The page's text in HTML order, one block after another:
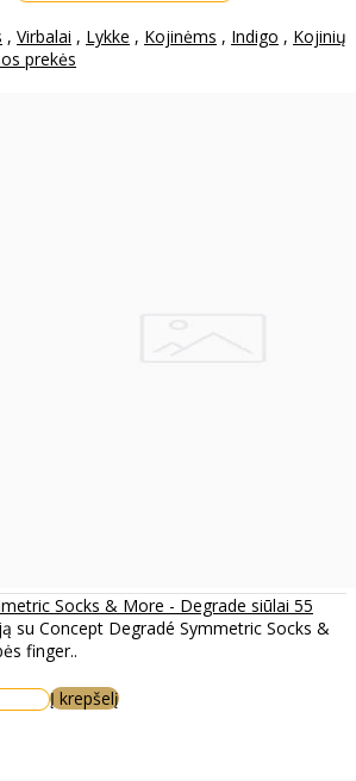
, Virbalai , Lykke , Kojinėms , Indigo , Kojinių
prekės
Socks & More - Degrade siūlai 55
su Concept Degradé Symmetric Socks &
finger..
Į krepšelį